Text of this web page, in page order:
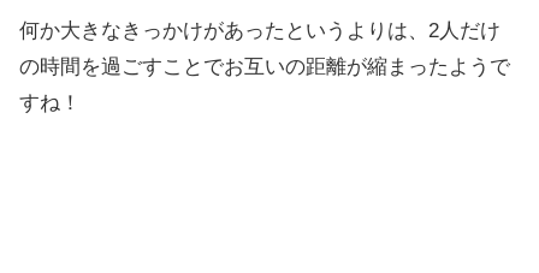
何か大きなきっかけがあったというよりは、2人だけ
の時間を過ごすことでお互いの距離が縮まったようで
すね！